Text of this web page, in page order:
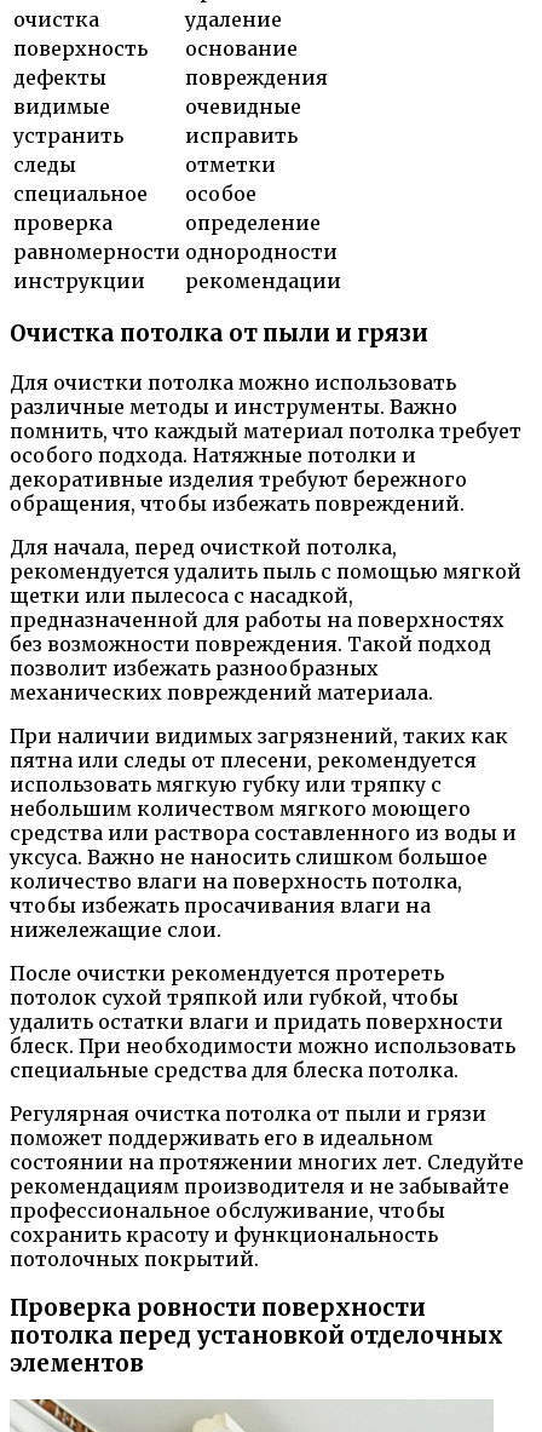
очистка
удаление
поверхность
основание
дефекты
повреждения
видимые
очевидные
устранить
исправить
следы
отметки
специальное
особое
проверка
определение
равномерности однородности
инструкции
рекомендации
Очистка потолка от пыли и грязи
Для очистки потолка можно использовать
различные методы и инструменты. Важно
помнить, что каждый материал потолка требует
особого подхода. Натяжные потолки и
декоративные изделия требуют бережного
обращения, чтобы избежать повреждений.
Для начала, перед очисткой потолка,
рекомендуется удалить пыль с помощью мягкой
щетки или пылесоса с насадкой,
предназначенной для работы на поверхностях
без возможности повреждения. Такой подход
позволит избежать разнообразных
механических повреждений материала.
При наличии видимых загрязнений, таких как
пятна или следы от плесени, рекомендуется
использовать мягкую губку или тряпку с
небольшим количеством мягкого моющего
средства или раствора составленного из воды и
уксуса. Важно не наносить слишком большое
количество влаги на поверхность потолка,
чтобы избежать просачивания влаги на
нижележащие слои.
После очистки рекомендуется протереть
потолок сухой тряпкой или губкой, чтобы
удалить остатки влаги и придать поверхности
блеск. При необходимости можно использовать
специальные средства для блеска потолка.
Регулярная очистка потолка от пыли и грязи
поможет поддерживать его в идеальном
состоянии на протяжении многих лет. Следуйте
рекомендациям производителя и не забывайте
профессиональное обслуживание, чтобы
сохранить красоту и функциональность
потолочных покрытий.
Проверка ровности поверхности
потолка перед установкой отделочных
элементов